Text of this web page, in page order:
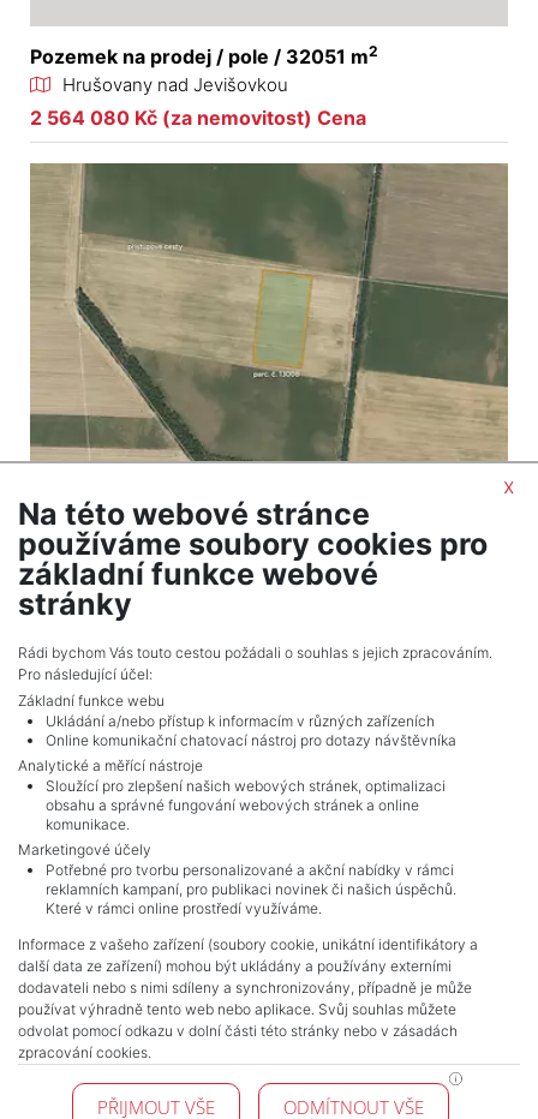
Pozemek na prodej / pole / 32051 m2
Hrušovany nad Jevišovkou
2 564 080 Kč (za nemovitost) Cena
Pozemek na prodej / pole / 33026 m
Hrušovany nad Jevišovkou
2 642 080 Kč (za nemovitost) Cena
Celkem10inzerátů.
NAVIGACE
Obchodní podmínky
Ochrana osobních údajů
Realitní kanceláře
Kontakt
Zpracování cookies
KONTAKT
x
Na této webové stránce
používáme soubory cookies pro
základní funkce webové
stránky
Rádi bychom Vás touto cestou požádali o souhlas s jejich zpracováním.
Pro následující účel:
Základní funkce webu
Ukládání a/nebo přístup k informacím v různých zařízeních
Online komunikační chatovací nástroj pro dotazy návštěvníka
Analytické a měřící nástroje
Sloužící pro zlepšení našich webových stránek, optimalizaci
obsahu a správné fungování webových stránek a online
komunikace.
Marketingové účely
Potřebné pro tvorbu personalizované a akční nabídky v rámci
reklamních kampaní, pro publikaci novinek či našich úspěchů.
Které v rámci online prostředí využíváme.
Informace z vašeho zařízení (soubory cookie, unikátní identifikátory a
další data ze zařízení) mohou být ukládány a používány externími
dodavateli nebo s nimi sdíleny a synchronizovány, případně je může
používat výhradně tento web nebo aplikace. Svůj souhlas můžete
odvolat pomocí odkazu v dolní části této stránky nebo v zásadách
zpracování cookies.
PŘIJMOUT VŠE ODMÍTNOUT VŠE